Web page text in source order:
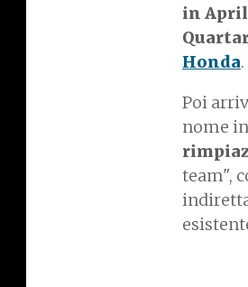
in
Honda.
Poi
nome
team",